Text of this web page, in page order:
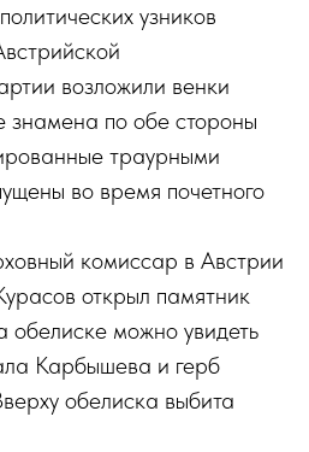
узников
возложили венки
знамена по обе стороны
траурными
во время почетного
комиссар в Австрии
открыл памятник
можно увидеть
Карбышева и герб
обелиска выбита